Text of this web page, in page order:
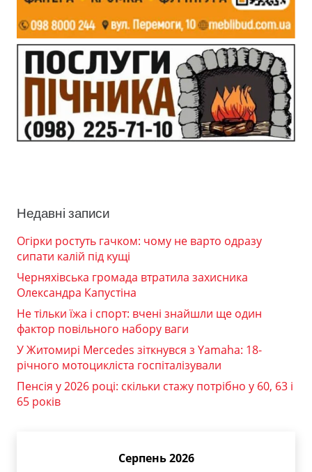
Недавні записи
Огірки ростуть гачком: чому не варто одразу
сипати калій під кущі
Черняхівська громада втратила захисника
Олександра Капустіна
Не тільки їжа і спорт: вчені знайшли ще один
фактор повільного набору ваги
У Житомирі Mercedes зіткнувся з Yamaha: 18-
річного мотоцикліста госпіталізували
Пенсія у 2026 році: скільки стажу потрібно у 60, 63 і
65 років
Серпень 2026